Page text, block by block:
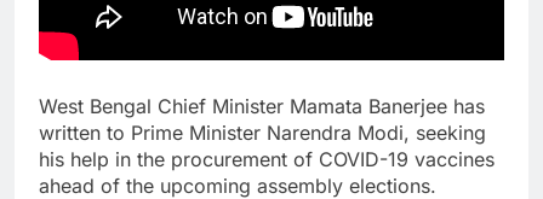
West Bengal Chief Minister Mamata Banerjee has
written to Prime Minister Narendra Modi, seeking
his help in the procurement of COVID-19 vaccines
ahead of the upcoming assembly elections.